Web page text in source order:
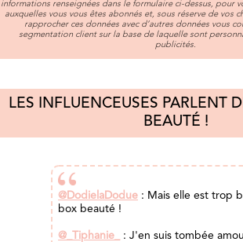
informations renseignées dans le formulaire ci-dessus, pour
auxquelles vous vous êtes abonnés et, sous réserve de vos
rapprocher ces données avec d’autres données vous
segmentation client sur la base de laquelle sont
publicités.
LES INFLUENCEUSES PARLENT
BEAUTÉ !
@DodielaDodue : Mais elle est trop
box beauté !
@_Tiphanie_
: J'en suis tombée